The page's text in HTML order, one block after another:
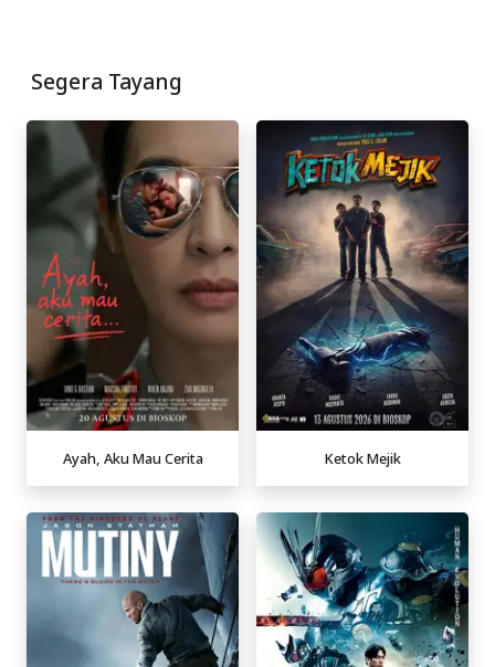
Segera Tayang
Ayah, Aku Mau Cerita Ketok Mejik